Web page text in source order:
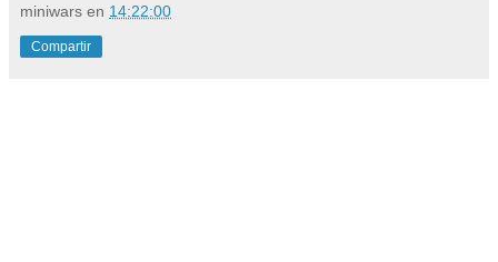
miniwars en 14:22:00
Compartir